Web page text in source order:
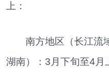
上：
南方地区（长江流域
湖南）：3月下旬至4月